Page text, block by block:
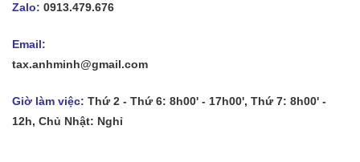
Zalo: 0913.479.676
Email:
tax.anhminh@gmail.com
Giờ làm việc: Thứ 2 - Thứ 6: 8h00' - 17h00', Thứ 7: 8h00' -
12h, Chủ Nhật: Nghỉ